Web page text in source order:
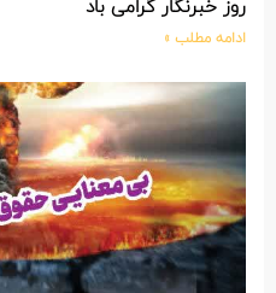
روز خبرنگار گرامی باد
ادامه مطلب »